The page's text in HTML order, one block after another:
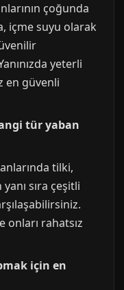
çoğunda
içme suyu olarak
yeterli
en güvenli
tür yaban
tilki,
sıra çeşitli
onları rahatsız
için en